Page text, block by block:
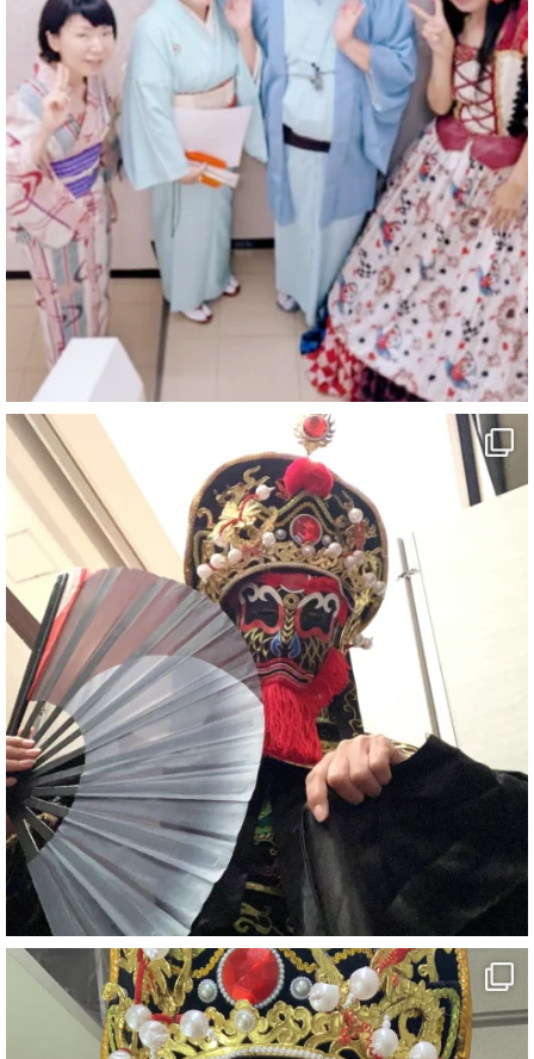
マジシャン派遣 パッションプリンセス【公式】
@comedy_illusion 7 8月
お疲れ様です
YouTubeを更新しました
https://youtu.be/9sHKhUQBmUE
@YouTube
#企業公式がお疲れ様を言い合う
#チャンネル登録おねがいします
#愛媛県
#新居浜市
#マイントピア別子
#泉寿亭
#有形文化財
#四国
#愛媛観光
#旅行
#旅行動画
#一人旅
#観光スポット
#Travel
#ehime
#旅行好きと繋がりたい
7 X
さらに読み込む